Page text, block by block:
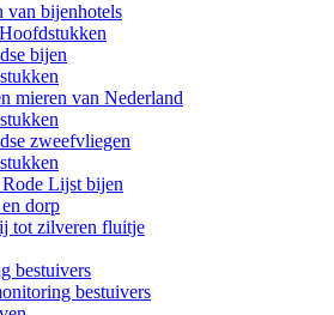
van bijenhotels
Hoofdstukken
bijen
mieren van Nederland
zweefvliegen
Lijst bijen
dorp
tot zilveren fluitje
bestuivers
bestuivers